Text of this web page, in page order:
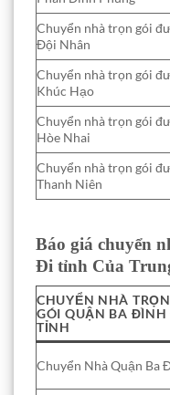
Chuyển nhà trọn gói
Đội Nhân
Chuyển nhà trọn gói
Khúc Hạo
Chuyển nhà trọn gói
Hòe Nhai
Chuyển nhà trọn gói
Thanh Niên
Báo giá chuyển
Đi tỉnh Của
CHUYỂN NHÀ TRỌN
GÓI QUẬN BA
TỈNH
Chuyển Nhà Quận Ba